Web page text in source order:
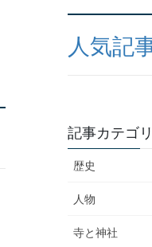
人気記
記事カテゴ
歴史
人物
寺と神社